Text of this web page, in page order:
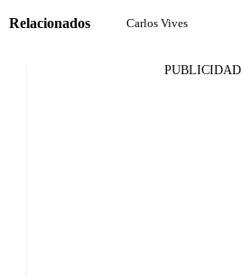
Relacionados Carlos Vives
PUBLICIDAD